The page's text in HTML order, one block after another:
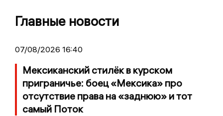
Главные новости
07/08/2026 16:40
Мексиканский стилёк в курском
приграничье: боец «Мексика» про
отсутствие права на «заднюю» и тот
самый Поток